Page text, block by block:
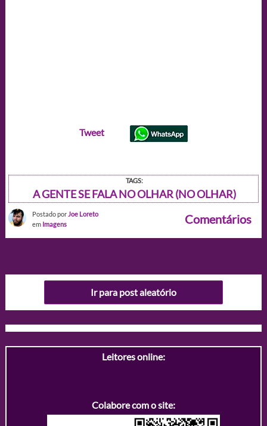
Tweet
TAGS:
A GENTE SE FALA NO OLHAR (NO OLHAR)
Postado por Joe Loreto
em Imagens Comentários
Ir para post aleatório
Leitores online:
Colabore com o site: